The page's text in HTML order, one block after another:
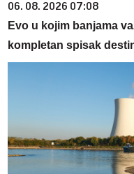
06. 08. 2026 07:08
Evo u kojim banjama
kompletan spisak